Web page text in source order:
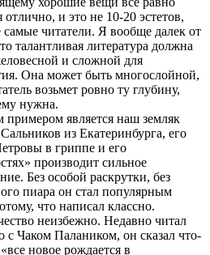
отлично, и это не 10-20 эстетов,
самые читатели. Я вообще далек от
талантливая литература должна
и сложной для
Она может быть многослойной,
возьмет ровно ту глубину,
нужна.
является наш земляк
из Екатеринбурга, его
в гриппе и его
производит сильное
Без особой раскрутки, без
пиара он стал популярным
что написал классно.
неизбежно. Недавно читал
с Чаком Палаником, он сказал что-
новое рождается в